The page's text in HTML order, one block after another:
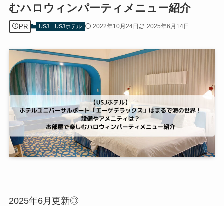
むハロウィンパーティメニュー紹介
PR USJ USJホテル 2022年10月24日 2025年6月14日
2025年6月更新◎